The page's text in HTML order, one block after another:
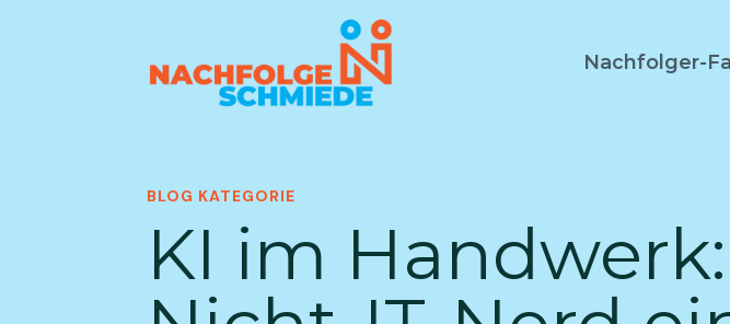
Nachfolger-
BLOG KATEGORIE
KI im